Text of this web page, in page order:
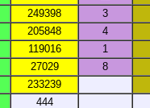
249398 3
205848 4
119016 1
27029 8
233239
444